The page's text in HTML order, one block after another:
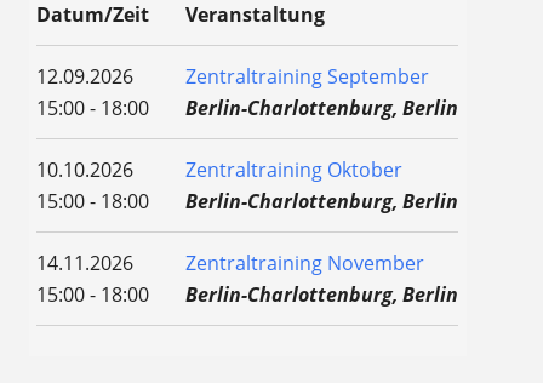
Datum/Zeit Veranstaltung
12.09.2026
15:00 - 18:00
Zentraltraining September
Berlin-Charlottenburg, Berlin
10.10.2026
15:00 - 18:00
Zentraltraining Oktober
Berlin-Charlottenburg, Berlin
14.11.2026
15:00 - 18:00
Zentraltraining November
Berlin-Charlottenburg, Berlin